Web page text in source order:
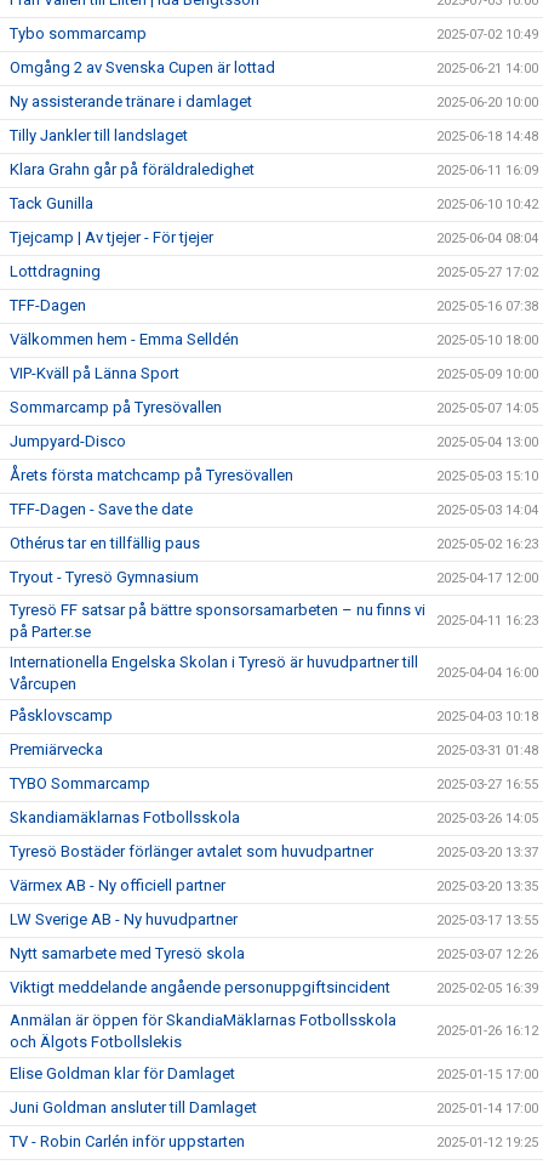
Tybo sommarcamp 2025-07-02 10:49
Omgång 2 av Svenska Cupen är lottad 2025-06-21 14:00
Ny assisterande tränare i damlaget 2025-06-20 10:00
Tilly Jankler till landslaget 2025-06-18 14:48
Klara Grahn går på föräldraledighet 2025-06-11 16:09
Tack Gunilla 2025-06-10 10:42
Tjejcamp | Av tjejer - För tjejer 2025-06-04 08:04
Lottdragning 2025-05-27 17:02
TFF-Dagen 2025-05-16 07:38
Välkommen hem - Emma Selldén 2025-05-10 18:00
VIP-Kväll på Länna Sport 2025-05-09 10:00
Sommarcamp på Tyresövallen 2025-05-07 14:05
Jumpyard-Disco 2025-05-04 13:00
Årets första matchcamp på Tyresövallen 2025-05-03 15:10
TFF-Dagen - Save the date 2025-05-03 14:04
Othérus tar en tillfällig paus 2025-05-02 16:23
Tryout - Tyresö Gymnasium 2025-04-17 12:00
Tyresö FF satsar på bättre sponsorsamarbeten – nu finns vi
på Parter.se
2025-04-11 16:23
Internationella Engelska Skolan i Tyresö är huvudpartner till
Vårcupen
2025-04-04 16:00
Påsklovscamp 2025-04-03 10:18
Premiärvecka 2025-03-31 01:48
TYBO Sommarcamp 2025-03-27 16:55
Skandiamäklarnas Fotbollsskola 2025-03-26 14:05
Tyresö Bostäder förlänger avtalet som huvudpartner 2025-03-20 13:37
Värmex AB - Ny officiell partner 2025-03-20 13:35
LW Sverige AB - Ny huvudpartner 2025-03-17 13:55
Nytt samarbete med Tyresö skola 2025-03-07 12:26
Viktigt meddelande angående personuppgiftsincident 2025-02-05 16:39
Anmälan är öppen för SkandiaMäklarnas Fotbollsskola
och Älgots Fotbollslekis
2025-01-26 16:12
Elise Goldman klar för Damlaget 2025-01-15 17:00
Juni Goldman ansluter till Damlaget 2025-01-14 17:00
TV - Robin Carlén inför uppstarten 2025-01-12 19:25